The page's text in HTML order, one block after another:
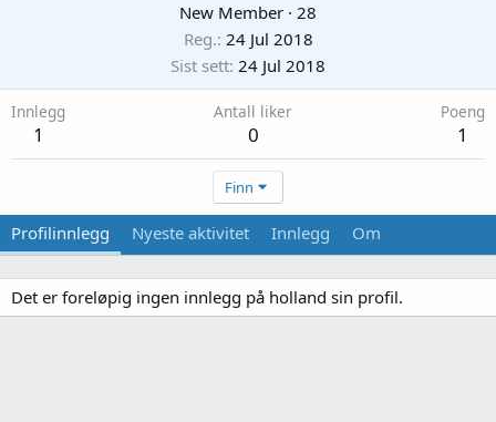
New Member · 28
Reg. 24 Jul 2018
Sist sett 24 Jul 2018
Innlegg
1
Antall liker
0
Poeng
1
Finn
Profilinnlegg Nyeste aktivitet Innlegg Om
Det er foreløpig ingen innlegg på holland sin profil.